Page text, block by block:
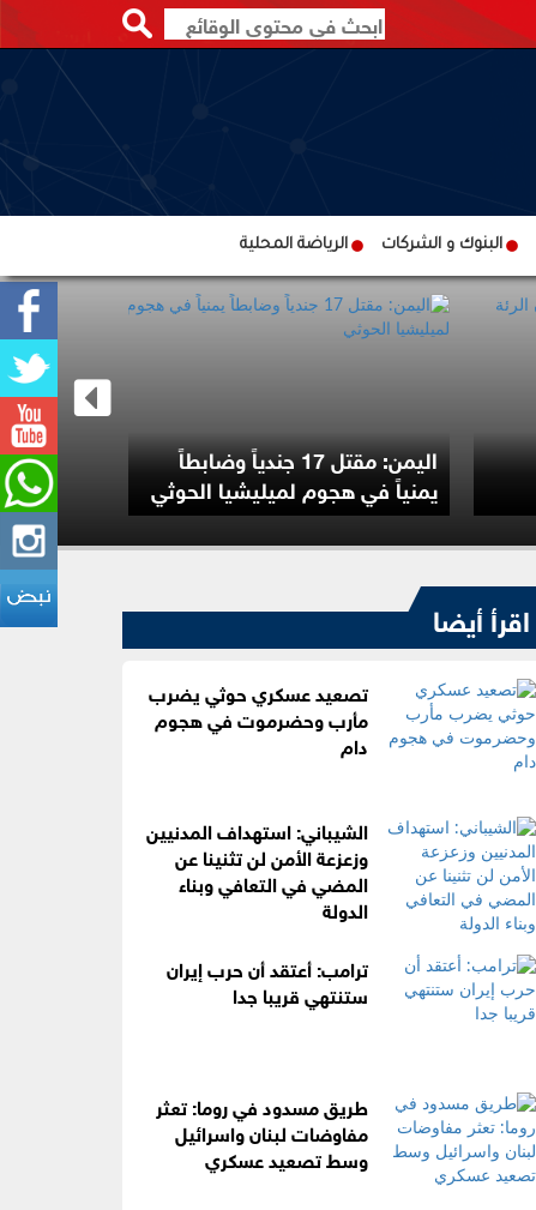
البنوك و الشركات الرياضة المحلية
اليمن: مقتل 17 جندياً وضابطاً
يمنياً في هجوم لميليشيا الحوثي
إصابات
تتجاوز 4 آلاف
اقرأ أيضا
تصعيد عسكري حوثي يضرب
مأرب وحضرموت في هجوم
دام
الشيباني: استهداف المدنيين
وزعزعة الأمن لن تثنينا عن
المضي في التعافي وبناء
الدولة
ترامب: أعتقد أن حرب إيران
ستنتهي قريبا جدا
طريق مسدود في روما: تعثر
مفاوضات لبنان واسرائيل
وسط تصعيد عسكري